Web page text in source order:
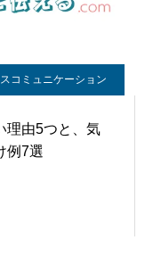
コミュニケーション
理由5つと、気
例7選